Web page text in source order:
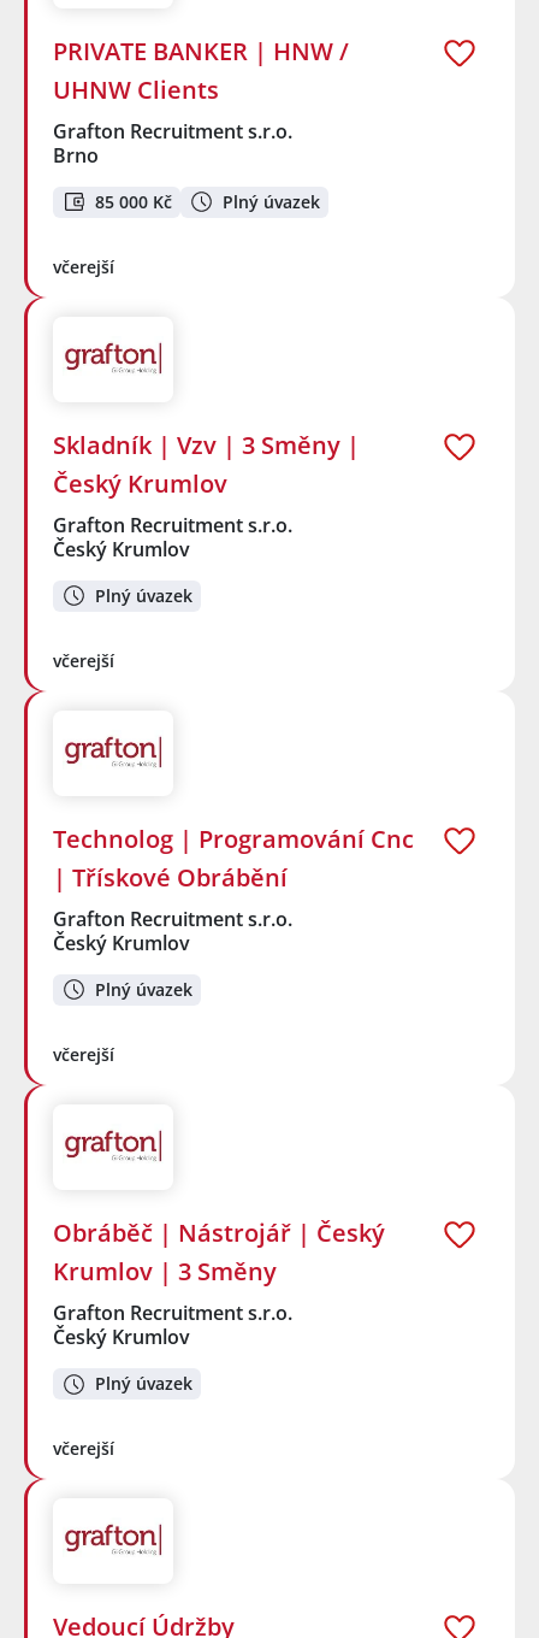
PRIVATE BANKER | HNW /
UHNW Clients
Grafton Recruitment s.r.o.
Brno
85 000 Kč Plný úvazek
včerejší
Skladník | Vzv | 3 Směny |
Český Krumlov
Grafton Recruitment s.r.o.
Český Krumlov
Plný úvazek
včerejší
Technolog | Programování Cnc
| Třískové Obrábění
Grafton Recruitment s.r.o.
Český Krumlov
Plný úvazek
včerejší
Obráběč | Nástrojář | Český
Krumlov | 3 Směny
Grafton Recruitment s.r.o.
Český Krumlov
Plný úvazek
včerejší
Vedoucí Údržby